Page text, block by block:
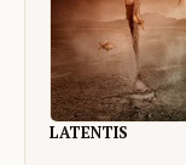
LATENTIS